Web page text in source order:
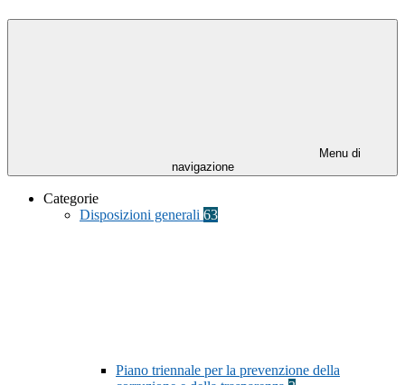
Menu di
navigazione
Categorie
Disposizioni generali 63
Piano triennale per la prevenzione della